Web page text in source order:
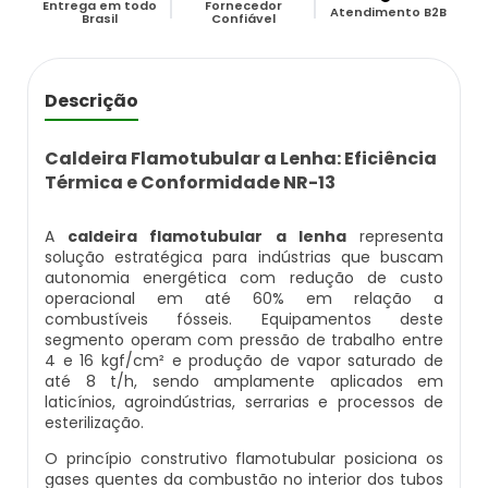
Caldeira Flamotubular Venda
Caldeira Flamotubular Vertical
Caldeira Fogotubular
Caldeira Fogotubular Horizontal
Caldeira Fogotubular Vertical
Caldeira Horizontal
Caldeira Industrial
Caldeira Industrial A Gás
Caldeira Industrial A Lenha
Empresas Que Inspecionam Caldeiras
Inspeção De Caldeiras E Vasos De Pressão
Inspeção De Caldeiras Flamotubulares
Inspeção De Caldeiras Preço
Inspeção De Caldeiras Profissional
Habilitado
Empresa Que Fazem Montagem De
Caldeiras
Empresas De Caldeiraria E Montagem
Industrial
Empresas De Montagem De Caldeiras
Manutenção De Caldeiras
Manutenção De Caldeiras A Gásoleo
Caldeira A Vapor Industrial A Venda
Caldeira A Vapor Para Cozinha Industrial
Caldeira A Vapor Para Sauna
Caldeira A Vapor Pequena
Caldeira A Vapor Preço
Caldeira A Vapor Vertical
Caldeira De Vapor
Caldeira De Vapor A Gás
Caldeira De Vapor A Venda
Caldeira A Gás Natural Preço
Caldeira A Gás Preço
Caldeira A Gás Roca
Caldeira A Gás Usada
Caldeira A Gás Vulcano
Caldeira De Aquecimento A Gás
Caldeira De Aquecimento Central A Gás
Caldeira Mural A Gás
Caldeira Mural A Gás Preço
Entrega em todo
Brasil
Fornecedor
Confiável Atendimento B2B
Descrição
Caldeira Flamotubular a Lenha: Eficiência
Térmica e Conformidade NR-13
A caldeira flamotubular a lenharepresenta
solução estratégica para indústrias que buscam
autonomia energética com redução de custo
operacional em até 60% em relação a
combustíveis fósseis. Equipamentos deste
segmento operam com pressão de trabalho entre
4 e 16 kgf/cm² e produção de vapor saturado de
até 8 t/h, sendo amplamente aplicados em
laticínios, agroindústrias, serrarias e processos de
esterilização.
O princípio construtivo flamotubular posiciona os
gases quentes da combustão no interior dos tubos